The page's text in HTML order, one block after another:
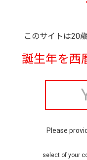
このサイトは20
誕生年を西
Please
select of your